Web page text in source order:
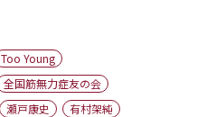
Too Young
全国筋無力症友の会
瀬戸康史
有村架純